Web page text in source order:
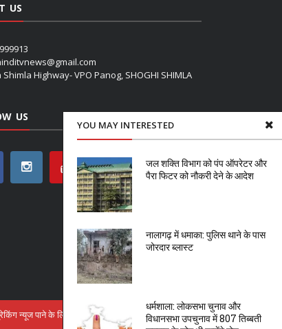
YOU MAY INTERESTED
जल शक्ति विभाग को पंप ऑपरेटर और
पैरा फिटर को नौकरी देने के आदेश
नालागढ़ में धमाका: पुलिस थाने के पास
जोरदार ब्लास्ट
धर्मशाला: लोकसभा चुनाव और
विधानसभा उपचुनाव में 807 तिब्बती
US
Highway- VPO Panog, SHOGHI SHIMLA
US
न्यूज पाने के लिए Hindi tv News से जुड़ें